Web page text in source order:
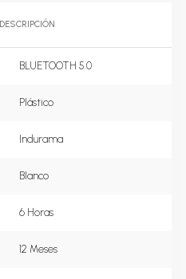
DESCRIPCIÓN
BLUETOOTH 5.0
Plástico
Indurama
Blanco
6 Horas
12 Meses